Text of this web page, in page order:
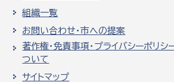
組織一覧
お問い合わせ・市への提案
著作権・免責事項・プライバシーポリシ
ついて
サイトマップ